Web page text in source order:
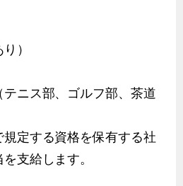
）
テニス部、ゴルフ部、茶道
規定する資格を保有する社
支給します。